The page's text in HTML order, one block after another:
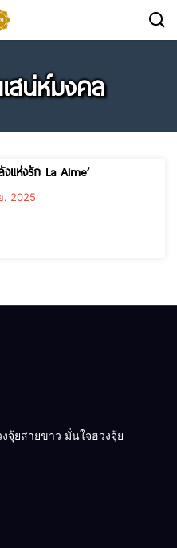
สน่ห์มงคล
แห่งรัก La Aime’
. 2025
จุ้ยสายขาว มั่นใจฮวงจุ้ย